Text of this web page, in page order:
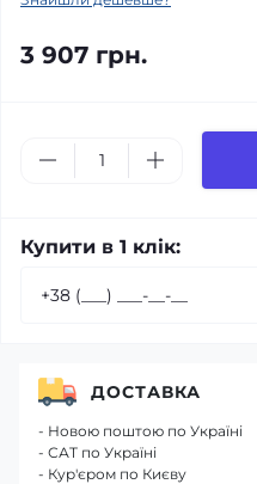
3 907 грн.
Купити в 1 клік:
ДОСТАВКА
- Новою поштою по Україні
- САТ по Україні
- Кур'єром по Києву